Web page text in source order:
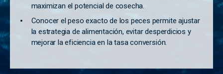
maximizan el potencial de cosecha.
Conocer el peso exacto de los peces permite ajustar
la estrategia de alimentación, evitar desperdicios y
mejorar la eficiencia en la tasa conversión.